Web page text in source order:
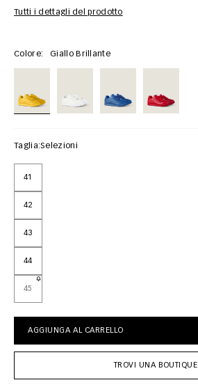
Tutti i dettagli del prodotto
Colore: Giallo Brillante
Taglia:Selezioni
41
42
43
44
45
AGGIUNGA AL CARRELLO
TROVI UNA BOUTIQUE